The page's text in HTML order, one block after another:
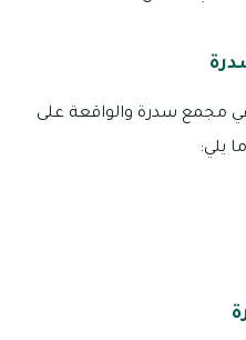
مجمع سدرة والواقعة على